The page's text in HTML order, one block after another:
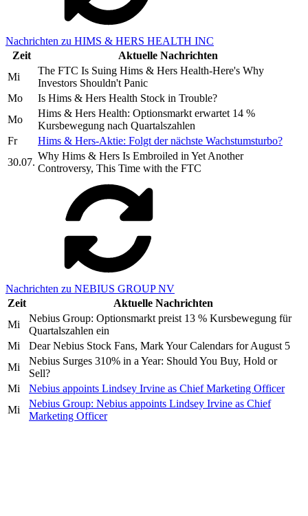
Nachrichten zu HIMS & HERS HEALTH INC
Zeit
Aktuelle Nachrichten
Mi
The FTC Is Suing Hims & Hers Health-Here's Why
Investors Shouldn't Panic
Mo
Is Hims & Hers Health Stock in Trouble?
Mo
Hims & Hers Health: Optionsmarkt erwartet 14 %
Kursbewegung nach Quartalszahlen
Fr
Hims & Hers-Aktie: Folgt der nächste Wachstumsturbo?
30.07.
Why Hims & Hers Is Embroiled in Yet Another
Controversy, This Time with the FTC
Nachrichten zu NEBIUS GROUP NV
Zeit
Aktuelle Nachrichten
Mi
Nebius Group: Optionsmarkt preist 13 % Kursbewegung für
Quartalszahlen ein
Mi
Dear Nebius Stock Fans, Mark Your Calendars for August 5
Mi
Nebius Surges 310% in a Year: Should You Buy, Hold or
Sell?
Mi
Nebius appoints Lindsey Irvine as Chief Marketing Officer
Mi
Nebius Group: Nebius appoints Lindsey Irvine as Chief
Marketing Officer